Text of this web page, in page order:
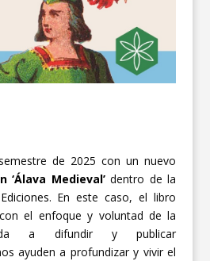
de 2025 con un nuevo
‘Álava Medieval’dentro de la
. En este caso, el libro
el enfoque y voluntad de la
a difundir y publicar
ayuden a profundizar y vivir el